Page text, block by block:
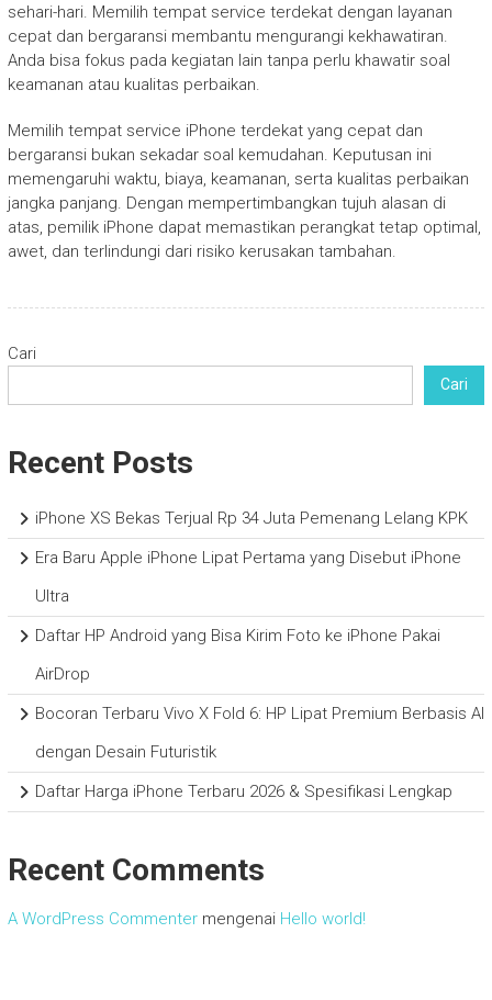
sehari-hari. Memilih tempat service terdekat dengan layanan
cepat dan bergaransi membantu mengurangi kekhawatiran.
Anda bisa fokus pada kegiatan lain tanpa perlu khawatir soal
keamanan atau kualitas perbaikan.
Memilih tempat service iPhone terdekat yang cepat dan
bergaransi bukan sekadar soal kemudahan. Keputusan ini
memengaruhi waktu, biaya, keamanan, serta kualitas perbaikan
jangka panjang. Dengan mempertimbangkan tujuh alasan di
atas, pemilik iPhone dapat memastikan perangkat tetap optimal,
awet, dan terlindungi dari risiko kerusakan tambahan.
Cari
Cari
Recent Posts
iPhone XS Bekas Terjual Rp 34 Juta Pemenang Lelang KPK
Era Baru Apple iPhone Lipat Pertama yang Disebut iPhone
Ultra
Daftar HP Android yang Bisa Kirim Foto ke iPhone Pakai
AirDrop
Bocoran Terbaru Vivo X Fold 6: HP Lipat Premium Berbasis AI
dengan Desain Futuristik
Daftar Harga iPhone Terbaru 2026 & Spesifikasi Lengkap
Recent Comments
A WordPress Commentermengenai Hello world!